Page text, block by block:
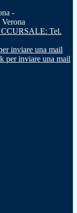
-
Tel.
inviare una mail
per inviare una mail